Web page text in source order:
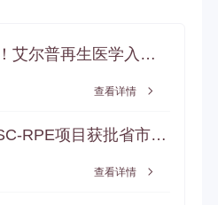
唯一上榜中国企业！艾尔普再生医学入选全球干细胞新兴领导者
查看详情
艾尔普再生医学iPSC-RPE项目获批省市两级立项
查看详情